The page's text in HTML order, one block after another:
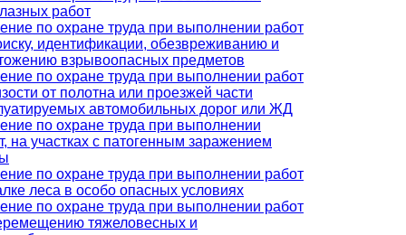
работ
по охране труда при выполнении работ
идентификации, обезвреживанию и
взрывоопасных предметов
по охране труда при выполнении работ
от полотна или проезжей части
автомобильных дорог или ЖД
по охране труда при выполнении
на участках с патогенным заражением
по охране труда при выполнении работ
леса в особо опасных условиях
по охране труда при выполнении работ
тяжеловесных и